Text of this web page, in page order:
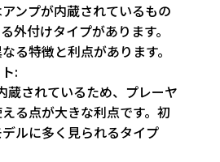
ンプが内蔵されているもの
外付けタイプがあります。
る特徴と利点があります。
:
蔵されているため、プレーヤ
る点が大きな利点です。初
ルに多く見られるタイプ